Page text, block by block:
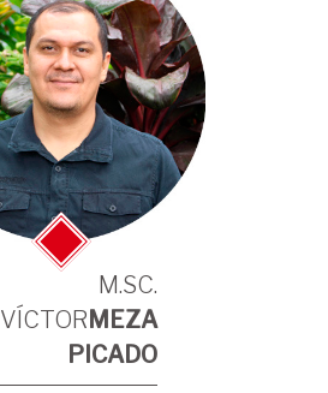
M.SC.
VÍCTORMEZA
PICADO